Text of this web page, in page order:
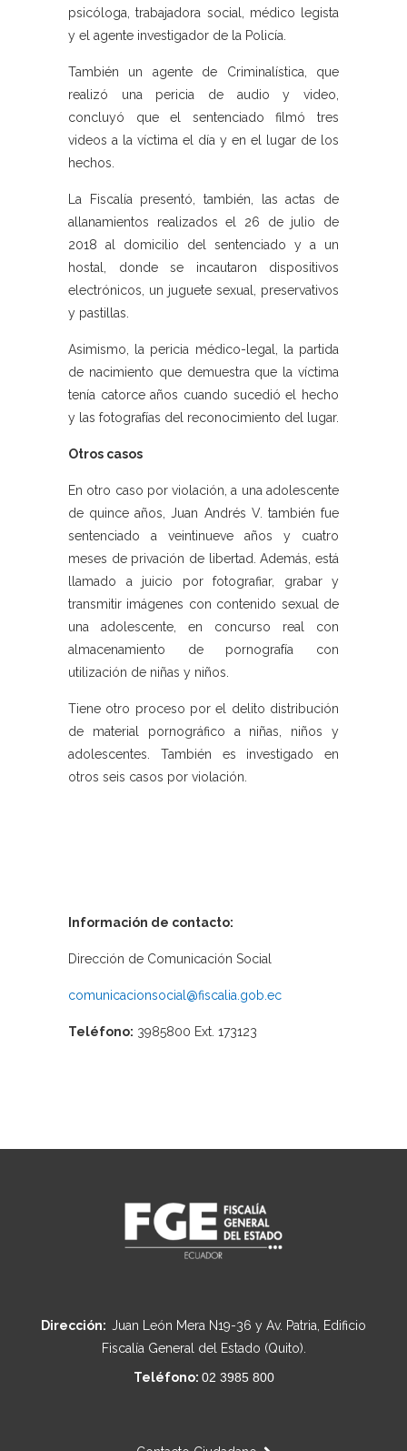
psicóloga, trabajadora social, médico legista
y el agente investigador de la Policía.
También un agente de Criminalística, que
realizó una pericia de audio y video,
concluyó que el sentenciado filmó tres
videos a la víctima el día y en el lugar de los
hechos.
La Fiscalía presentó, también, las actas de
allanamientos realizados el 26 de julio de
2018 al domicilio del sentenciado y a un
hostal, donde se incautaron dispositivos
electrónicos, un juguete sexual, preservativos
y pastillas.
Asimismo, la pericia médico-legal, la partida
de nacimiento que demuestra que la víctima
tenía catorce años cuando sucedió el hecho
y las fotografías del reconocimiento del lugar.
Otros casos
En otro caso por violación, a una adolescente
de quince años, Juan Andrés V. también fue
sentenciado a veintinueve años y cuatro
meses de privación de libertad. Además, está
llamado a juicio por fotografiar, grabar y
transmitir imágenes con contenido sexual de
una adolescente, en concurso real con
almacenamiento de pornografía con
utilización de niñas y niños.
Tiene otro proceso por el delito distribución
de material pornográfico a niñas, niños y
adolescentes. También es investigado en
otros seis casos por violación.
Información de contacto:
Dirección de Comunicación Social
comunicacionsocial@fiscalia.gob.ec
Teléfono: 3985800 Ext. 173123
Dirección: Juan León Mera N19-36 y Av. Patria, Edificio
Fiscalía General del Estado (Quito).
Teléfono: 02 3985 800